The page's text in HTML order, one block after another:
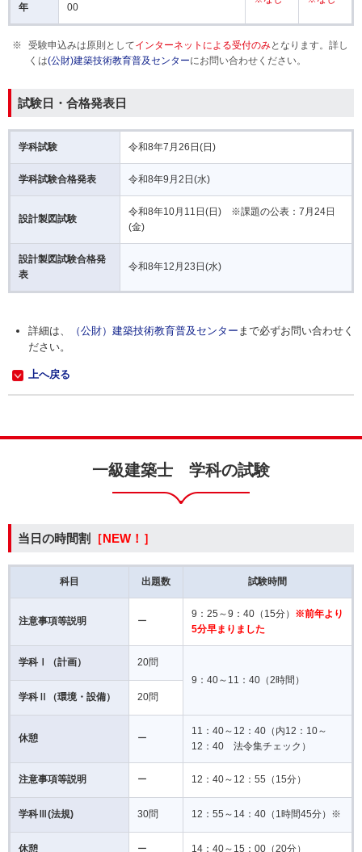
年 00
受験申込みは原則としてインターネットによる受付のみとなります。詳し
くは(公財)建築技術教育普及センターにお問い合わせください。
試験日・合格発表日
学科試験 令和8年7月26日(日)
学科試験合格発表 令和8年9月2日(水)
設計製図試験
令和8年10月11日(日) ※課題の公表：7月24日
(金)
設計製図試験合格発
表
令和8年12月23日(水)
詳細は、 （公財）建築技術教育普及センター まで必ずお問い合わせく
ださい。
上へ戻る
一級建築士 学科の試験
当日の時間割 ［NEW！］
科目 出題数 試験時間
注意事項等説明 ー
9：25～9：40（15分） ※前年より
5分早まりました
学科Ⅰ（計画）
20問
9：40～11：40（2時間）
学科Ⅱ（環境・設備）
20問
休憩 ー
11：40～12：40（内12：10～
12：40 法令集チェック）
注意事項等説明 ー 12：40～12：55（15分）
学科Ⅲ(法規) 30問 12：55～14：40（1時間45分）※
休憩 ー 14：40～15：00（20分）